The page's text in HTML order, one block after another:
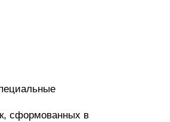
сформованных в